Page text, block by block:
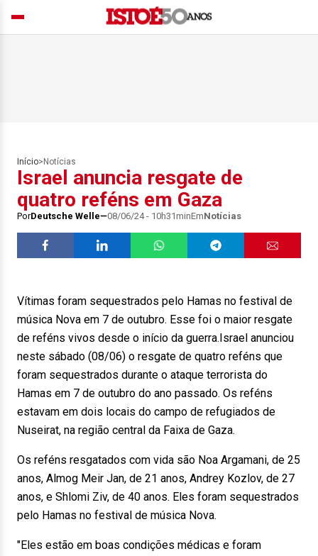
Início> Notícias
Israel anuncia resgate de
quatro reféns em Gaza
PorDeutsche Welle 08/06/24 - 10h31minEmNotícias
Vítimas foram sequestrados pelo Hamas no festival de
música Nova em 7 de outubro. Esse foi o maior resgate
de reféns vivos desde o início da guerra.Israel anunciou
neste sábado (08/06) o resgate de quatro reféns que
foram sequestrados durante o ataque terrorista do
Hamas em 7 de outubro do ano passado. Os reféns
estavam em dois locais do campo de refugiados de
Nuseirat, na região central da Faixa de Gaza.
Os reféns resgatados com vida são Noa Argamani, de 25
anos, Almog Meir Jan, de 21 anos, Andrey Kozlov, de 27
anos, e Shlomi Ziv, de 40 anos. Eles foram sequestrados
pelo Hamas no festival de música Nova.
"Eles estão em boas condições médicas e foram